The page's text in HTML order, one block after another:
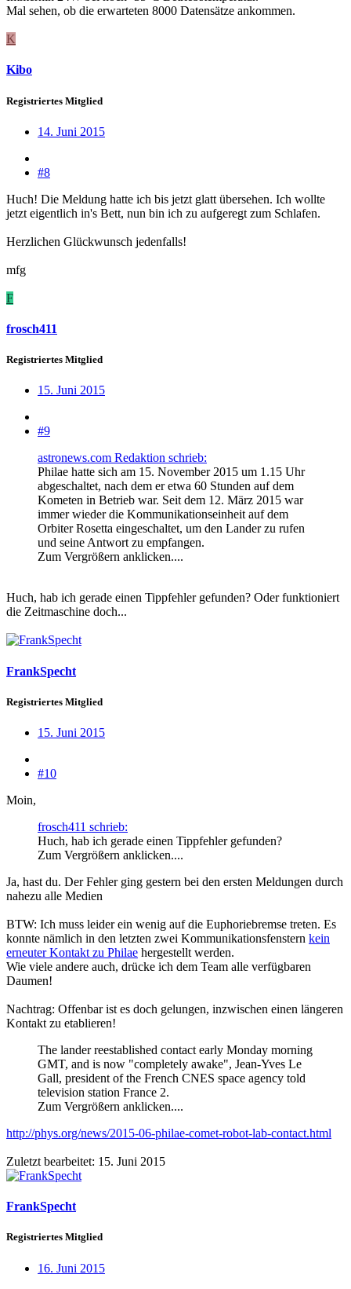
Mal sehen, ob die erwarteten 8000 Datensätze ankommen.
K
Kibo
Registriertes Mitglied
14. Juni 2015
#8
Huch! Die Meldung hatte ich bis jetzt glatt übersehen. Ich wollte
jetzt eigentlich in's Bett, nun bin ich zu aufgeregt zum Schlafen.
Herzlichen Glückwunsch jedenfalls!
mfg
F
frosch411
Registriertes Mitglied
15. Juni 2015
#9
astronews.com Redaktion schrieb:
Philae hatte sich am 15. November 2015 um 1.15 Uhr
abgeschaltet, nach dem er etwa 60 Stunden auf dem
Kometen in Betrieb war. Seit dem 12. März 2015 war
immer wieder die Kommunikationseinheit auf dem
Orbiter Rosetta eingeschaltet, um den Lander zu rufen
und seine Antwort zu empfangen.
Zum Vergrößern anklicken....
Huch, hab ich gerade einen Tippfehler gefunden? Oder funktioniert
die Zeitmaschine doch...
FrankSpecht
Registriertes Mitglied
15. Juni 2015
#10
Moin,
frosch411 schrieb:
Huch, hab ich gerade einen Tippfehler gefunden?
Zum Vergrößern anklicken....
Ja, hast du. Der Fehler ging gestern bei den ersten Meldungen durch
nahezu alle Medien
BTW: Ich muss leider ein wenig auf die Euphoriebremse treten. Es
konnte nämlich in den letzten zwei Kommunikationsfenstern kein
erneuter Kontakt zu Philae hergestellt werden.
Wie viele andere auch, drücke ich dem Team alle verfügbaren
Daumen!
Nachtrag: Offenbar ist es doch gelungen, inzwischen einen längeren
Kontakt zu etablieren!
The lander reestablished contact early Monday morning
GMT, and is now "completely awake", Jean-Yves Le
Gall, president of the French CNES space agency told
television station France 2.
Zum Vergrößern anklicken....
http://phys.org/news/2015-06-philae-comet-robot-lab-contact.html
Zuletzt bearbeitet: 15. Juni 2015
FrankSpecht
Registriertes Mitglied
16. Juni 2015